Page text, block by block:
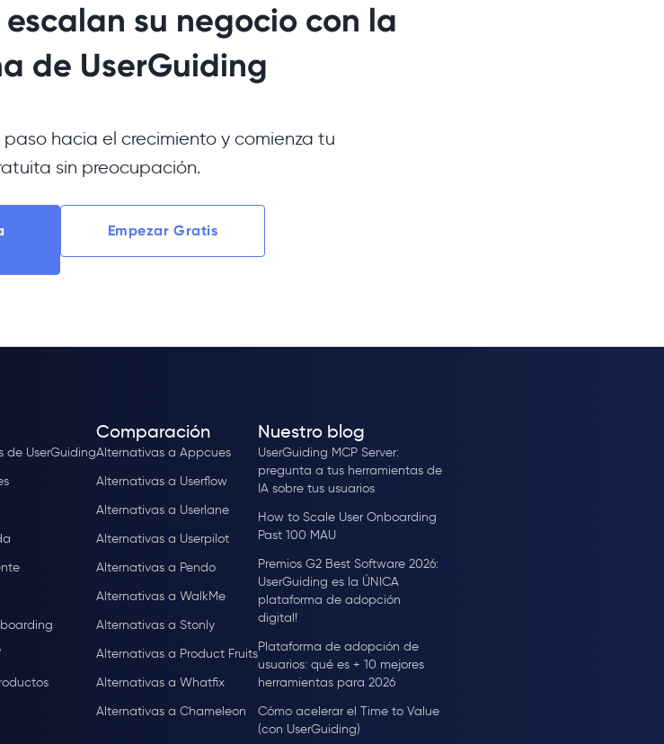
su negocio con la
de UserGuiding
hacia el crecimiento y comienza tu
sin preocupación.
Empezar Gratis
de UserGuiding
Comparación
Alternativas a Appcues
Alternativas a Userflow
Alternativas a Userlane
Alternativas a Userpilot
Alternativas a Pendo
Alternativas a WalkMe
Alternativas a Stonly
Alternativas a Product Fruits
Alternativas a Whatfix
Alternativas a Chameleon
Nuestro blog
UserGuiding MCP Server:
pregunta a tus herramientas de
IA sobre tus usuarios
How to Scale User Onboarding
Past 100 MAU
Premios G2 Best Software 2026:
UserGuiding es la ÚNICA
plataforma de adopción
digital!
Plataforma de adopción de
usuarios: qué es + 10 mejores
herramientas para 2026
Cómo acelerar el Time to Value
(con UserGuiding)